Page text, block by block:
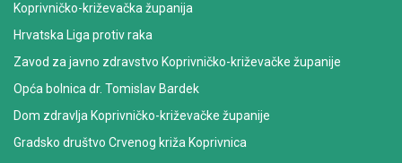
Koprivničko-križevačka županija
Hrvatska Liga protiv raka
Zavod za javno zdravstvo Koprivničko-križevačke županije
Opća bolnica dr. Tomislav Bardek
Dom zdravlja Koprivničko-križevačke županije
Gradsko društvo Crvenog križa Koprivnica